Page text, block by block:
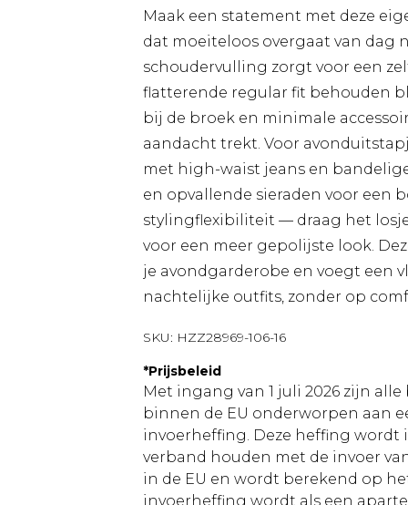
Maak een statement met deze
dat moeiteloos overgaat van dag
schoudervulling zorgt voor een
flatterende regular fit behouden
bij de broek en minimale
aandacht trekt. Voor
met high-waist jeans en
en opvallende sieraden voor een
stylingflexibiliteit — draag het
voor een meer gepolijste look.
je avondgarderobe en voegt een
nachtelijke outfits, zonder op
SKU: HZZ28969-106-16
*Prijsbeleid
Met ingang van 1 juli 2026 zijn
binnen de EU onderworpen aan
invoerheffing. Deze heffing
verband houden met de invoer
in de EU en wordt berekend op
invoerheffing wordt als een